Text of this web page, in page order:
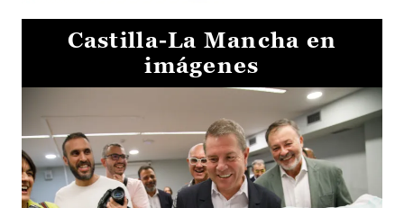
Castilla-La Mancha en
imágenes